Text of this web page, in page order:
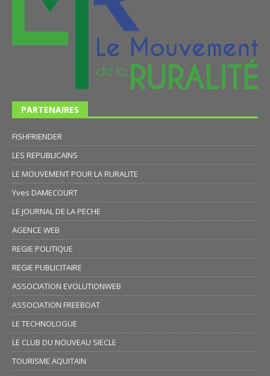
PARTENAIRES
FISHFRIENDER
LES REPUBLICAINS
LE MOUVEMENT POUR LA RURALITE
Yves DAMECOURT
LE JOURNAL DE LA PECHE
AGENCE WEB
REGIE POLITIQUE
REGIE PUBLICITAIRE
ASSOCIATION EVOLUTIONWEB
ASSOCIATION FREEBOAT
LE TECHNOLOGUE
LE CLUB DU NOUVEAU SIECLE
TOURISME AQUITAIN